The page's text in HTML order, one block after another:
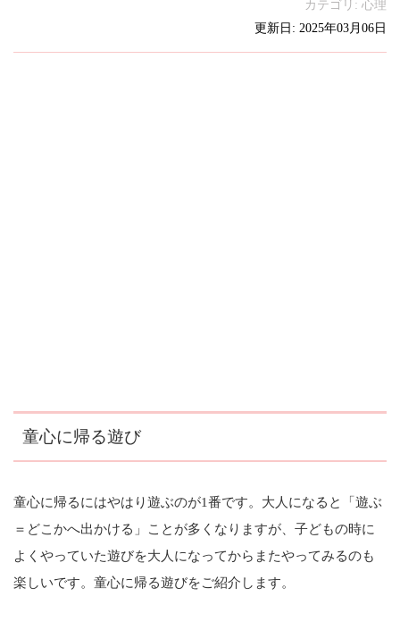
カテゴリ: 心理
更新日: 2025年03月06日
童心に帰る遊び
童心に帰るにはやはり遊ぶのが1番です。大人になると「遊ぶ
＝どこかへ出かける」ことが多くなりますが、子どもの時に
よくやっていた遊びを大人になってからまたやってみるのも
楽しいです。童心に帰る遊びをご紹介します。